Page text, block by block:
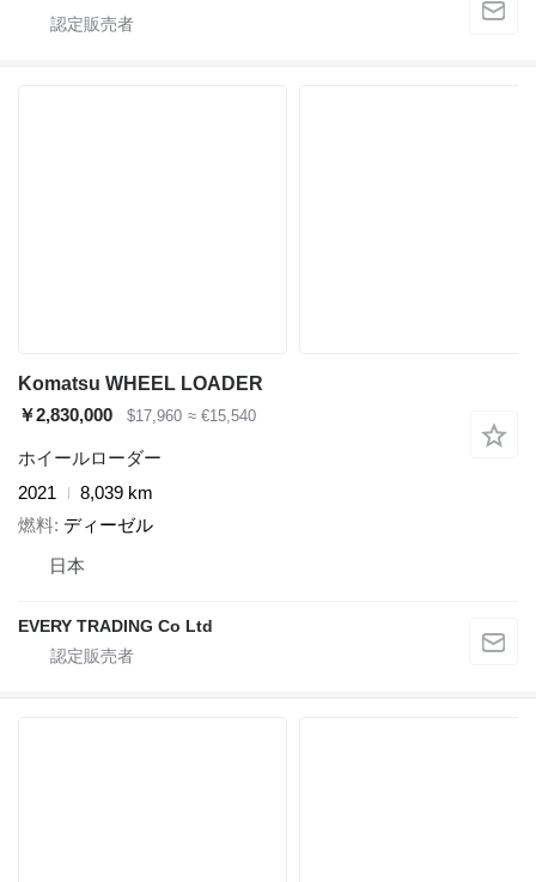
Komatsu WHEEL LOADER
￥2,830,000
$17,960 ≈ €15,540
ホイールローダー
2021
8,039 km
燃料 ディーゼル
日本
EVERY TRADING Co Ltd